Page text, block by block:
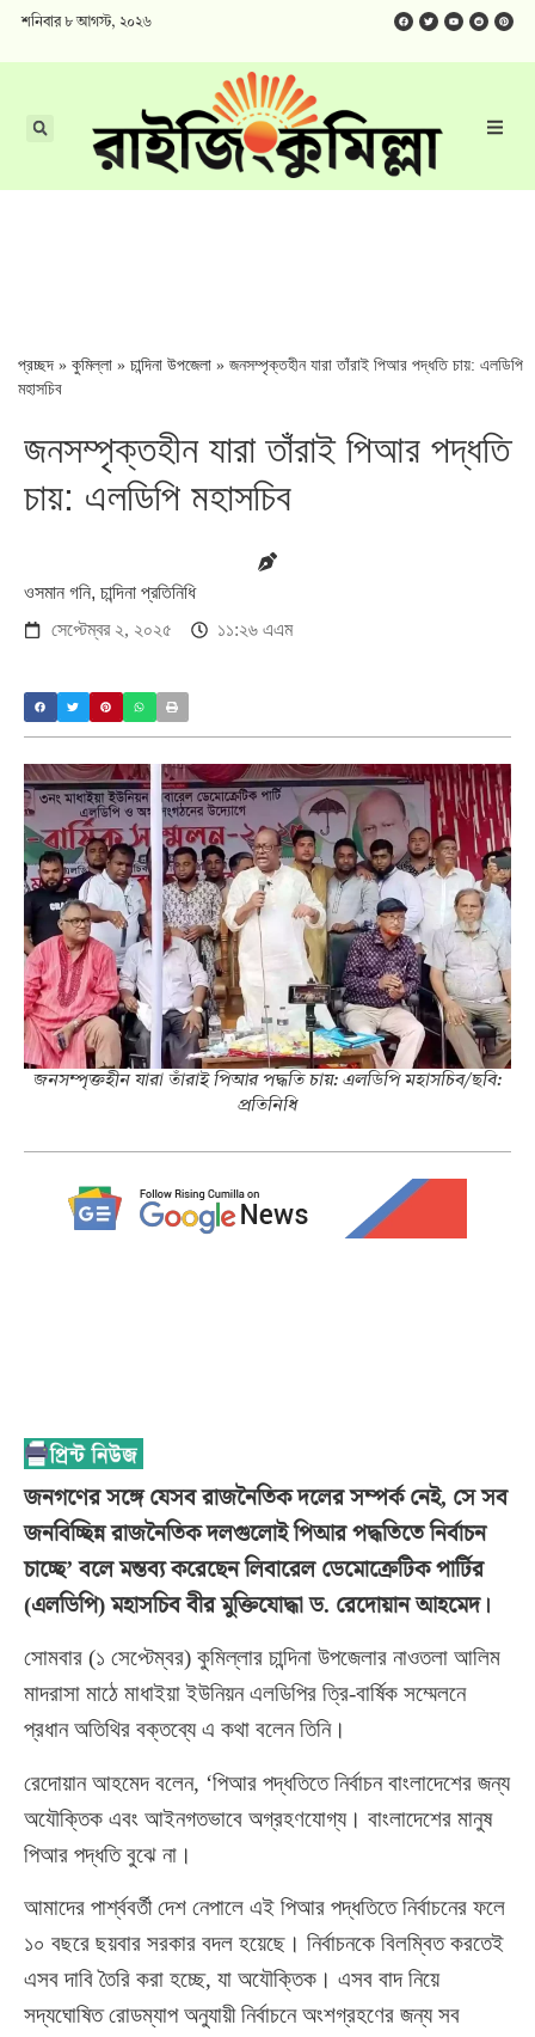
শনিবার ৮ আগস্ট, ২০২৬
প্রচ্ছদ » কুমিল্লা » চান্দিনা উপজেলা » জনসম্পৃক্তহীন যারা তাঁরাই পিআর পদ্ধতি চায়: এলডিপি
মহাসচিব
জনসম্পৃক্তহীন যারা তাঁরাই পিআর পদ্ধতি
চায়: এলডিপি মহাসচিব
ওসমান গনি, চান্দিনা প্রতিনিধি
সেপ্টেম্বর ২, ২০২৫
১১:২৬ এএম
জনসম্পৃক্তহীন যারা তাঁরাই পিআর পদ্ধতি চায়: এলডিপি মহাসচিব/ছবি:
প্রতিনিধি
জনগণের সঙ্গে যেসব রাজনৈতিক দলের সম্পর্ক নেই, সে সব
জনবিচ্ছিন্ন রাজনৈতিক দলগুলোই পিআর পদ্ধতিতে নির্বাচন
চাচ্ছে’ বলে মন্তব্য করেছেন লিবারেল ডেমোক্রেটিক পার্টির
(এলডিপি) মহাসচিব বীর মুক্তিযোদ্ধা ড. রেদোয়ান আহমেদ।
সোমবার (১ সেপ্টেম্বর) কুমিল্লার চান্দিনা উপজেলার নাওতলা আলিম
মাদরাসা মাঠে মাধাইয়া ইউনিয়ন এলডিপির ত্রি-বার্ষিক সম্মেলনে
প্রধান অতিথির বক্তব্যে এ কথা বলেন তিনি।
রেদোয়ান আহমেদ বলেন, ‘পিআর পদ্ধতিতে নির্বাচন বাংলাদেশের জন্য
অযৌক্তিক এবং আইনগতভাবে অগ্রহণযোগ্য। বাংলাদেশের মানুষ
পিআর পদ্ধতি বুঝে না।
আমাদের পার্শ্ববর্তী দেশ নেপালে এই পিআর পদ্ধতিতে নির্বাচনের ফলে
১০ বছরে ছয়বার সরকার বদল হয়েছে। নির্বাচনকে বিলম্বিত করতেই
এসব দাবি তৈরি করা হচ্ছে, যা অযৌক্তিক। এসব বাদ নিয়ে
সদ্যঘোষিত রোডম্যাপ অনুযায়ী নির্বাচনে অংশগ্রহণের জন্য সব